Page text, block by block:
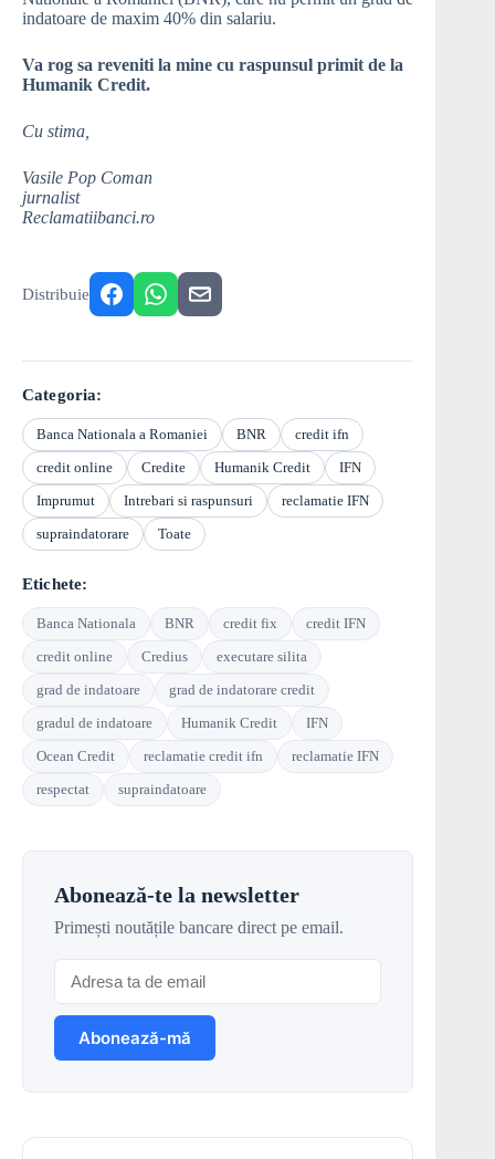
indatoare de maxim 40% din salariu.
Va rog sa reveniti la mine cu raspunsul primit de la
Humanik Credit.
Cu stima,
Vasile Pop Coman
jurnalist
Reclamatiibanci.ro
Distribuie
Categoria:
Banca Nationala a Romaniei BNR
credit ifn
credit online
Credite Humanik Credit
IFN
Imprumut
Intrebari si raspunsuri
reclamatie IFN
supraindatorare
Toate
Etichete:
Banca Nationala BNR credit fix
credit IFN
credit online
Credius
executare silita
grad de indatoare
grad de indatorare credit
gradul de indatoare
Humanik Credit
IFN
Ocean Credit
reclamatie credit ifn
reclamatie IFN
respectat
supraindatoare
Abonează-te la newsletter
Primești noutățile bancare direct pe email.